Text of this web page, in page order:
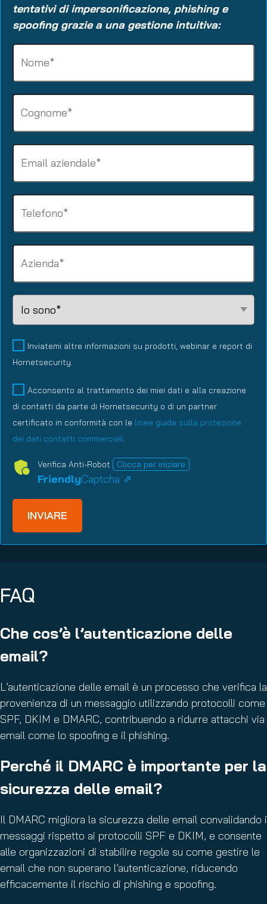
tentativi di impersonificazione, phishing e
spoofing grazie a una gestione intuitiva:
email (Required)
Relationship
Inviatemi altre informazioni su prodotti, webinar e report di
Hornetsecurity.
Acconsento al trattamento dei miei dati e alla creazione
di contatti da parte di Hornetsecurity o di un partner
certificato in conformità con le linee guida sulla protezione
dei dati contatti commerciali.
Verifica Anti-Robot Clicca per iniziare
FriendlyCaptcha ⇗
FAQ
Che cos’è l’autenticazione delle
email?
L’autenticazione delle email è un processo che verifica la
provenienza di un messaggio utilizzando protocolli come
SPF, DKIM e DMARC, contribuendo a ridurre attacchi via
email come lo spoofing e il phishing.
Perché il DMARC è importante per la
sicurezza delle email?
Il DMARC migliora la sicurezza delle email convalidando i
messaggi rispetto ai protocolli SPF e DKIM, e consente
alle organizzazioni di stabilire regole su come gestire le
email che non superano l’autenticazione, riducendo
efficacemente il rischio di phishing e spoofing.